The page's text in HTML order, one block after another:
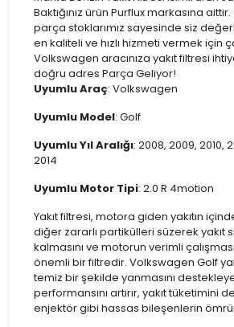
Baktığınız ürün Purflux markasına
parça stoklarımız sayesinde siz
en kaliteli ve hızlı hizmeti vermek için
Volkswagen aracınıza yakıt filtresi
doğru adres Parça Geliyor!
Uyumlu Araç: Volkswagen
Uyumlu Model: Golf
Uyumlu Yıl Aralığı: 2008, 2009, 2010,
2014
Uyumlu Motor Tipi: 2.0 R 4motion
Yakıt filtresi, motora giden yakıtın
diğer zararlı partikülleri süzerek yakıt
kalmasını ve motorun verimli
önemli bir filtredir. Volkswagen Golf
temiz bir şekilde yanmasını
performansını artırır, yakıt tüketimini
enjektör gibi hassas bileşenlerin